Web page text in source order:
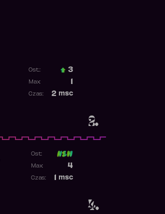
2.
Ost.: 3
Max:
2 msc
Czas:
4.
Ost:
4
Max:
msc
Czas: